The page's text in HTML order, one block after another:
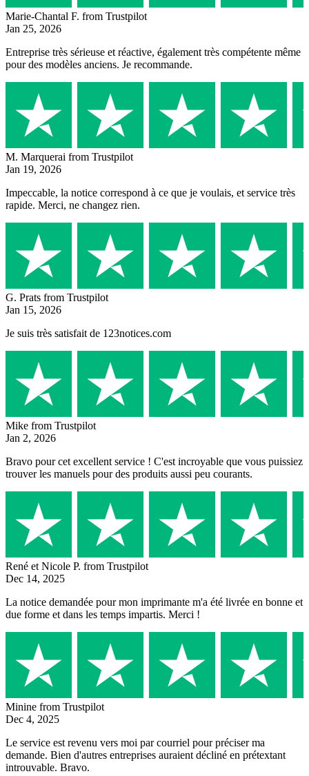
Marie-Chantal F. from Trustpilot
Jan 25, 2026
Entreprise très sérieuse et réactive, également très compétente même
pour des modèles anciens. Je recommande.
M. Marquerai from Trustpilot
Jan 19, 2026
Impeccable, la notice correspond à ce que je voulais, et service très
rapide. Merci, ne changez rien.
G. Prats from Trustpilot
Jan 15, 2026
Je suis très satisfait de 123notices.com
Mike from Trustpilot
Jan 2, 2026
Bravo pour cet excellent service ! C'est incroyable que vous puissiez
trouver les manuels pour des produits aussi peu courants.
René et Nicole P. from Trustpilot
Dec 14, 2025
La notice demandée pour mon imprimante m'a été livrée en bonne et
due forme et dans les temps impartis. Merci !
Minine from Trustpilot
Dec 4, 2025
Le service est revenu vers moi par courriel pour préciser ma
demande. Bien d'autres entreprises auraient décliné en prétextant
introuvable. Bravo.